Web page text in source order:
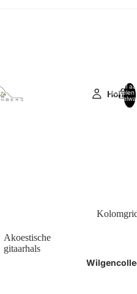
Home
Totaal
artikelen
Akoestische
gitaarhals